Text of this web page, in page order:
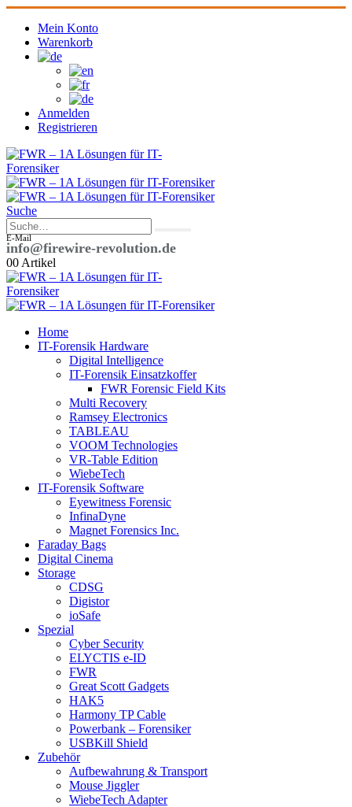
Mein Konto
Warenkorb
Anmelden
Registrieren
Suche
E-Mail
info@firewire-revolution.de
00 Artikel
Home
IT-Forensik Hardware
Digital Intelligence
IT-Forensik Einsatzkoffer
FWR Forensic Field Kits
Multi Recovery
Ramsey Electronics
TABLEAU
VOOM Technologies
VR-Table Edition
WiebeTech
IT-Forensik Software
Eyewitness Forensic
InfinaDyne
Magnet Forensics Inc.
Faraday Bags
Digital Cinema
Storage
CDSG
Digistor
ioSafe
Spezial
Cyber Security
ELYCTIS e-ID
FWR
Great Scott Gadgets
HAK5
Harmony TP Cable
Powerbank – Forensiker
USBKill Shield
Zubehör
Aufbewahrung & Transport
Mouse Jiggler
WiebeTech Adapter